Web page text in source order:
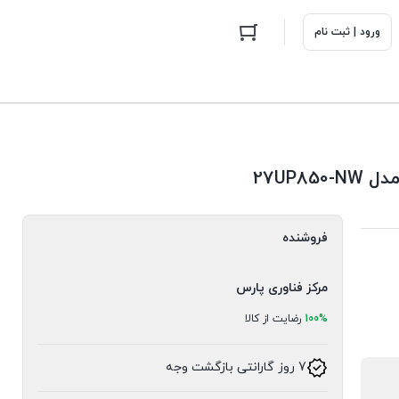
ورود | ثبت نام
فروشنده
مرکز فناوری پارس
100% رضایت از کالا
7 روز گارانتی بازگشت وجه